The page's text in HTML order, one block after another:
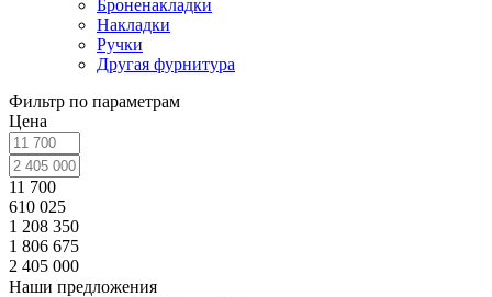
Броненакладки
Накладки
Ручки
Другая фурнитура
Фильтр по параметрам
Цена
11 700
610 025
1 208 350
1 806 675
2 405 000
Наши предложения